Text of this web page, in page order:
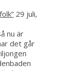
29 juli,
nu är
det går